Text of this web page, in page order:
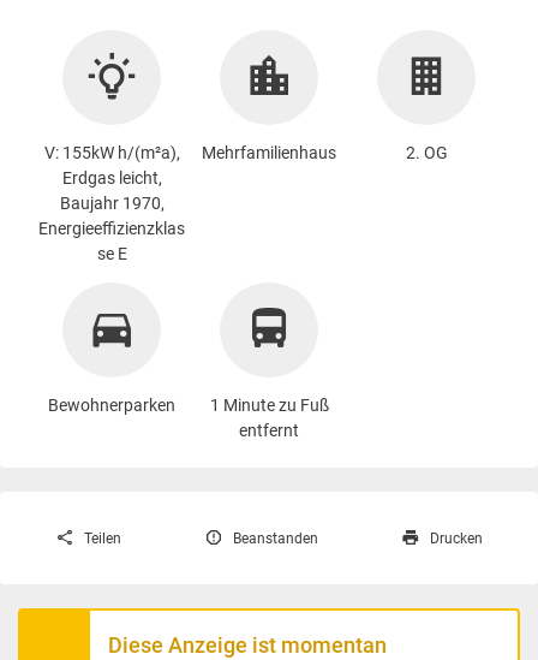
V: 155kW h/(m²a),
Erdgas leicht,
Baujahr 1970,
Energieeffizienzklas
se E
Mehrfamilienhaus 2. OG
Bewohnerparken
1 Minute zu Fuß
entfernt
Teilen Beanstanden Drucken
Diese Anzeige ist momentan